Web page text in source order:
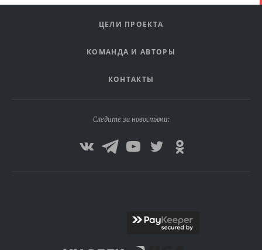
ЦЕЛИ ПРОЕКТА
КОМАНДА И АВТОРЫ
КОНТАКТЫ
Следите за новостями: